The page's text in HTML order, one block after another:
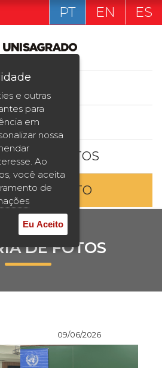
e MBA
Duração
Vestibular
Graduação
Biblioteca
estudande
ser estudante
PT EN ES
AQUI
E DESCONTOS
EM CONTATO
DE FOTOS
09/06/2026
e outras
para
em
nossa
Ao
você aceita
de
Eu Aceito